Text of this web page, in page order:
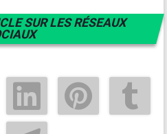
SUR LES RÉSEAUX